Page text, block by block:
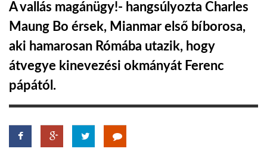
HÍR3D
TROPICALMAGAZIN
A vallás magánügy!- hangsúlyozta Charles
Maung Bo érsek, Mianmar első bíborosa,
aki hamarosan Rómába utazik, hogy
átvegye kinevezési okmányát Ferenc
pápától.